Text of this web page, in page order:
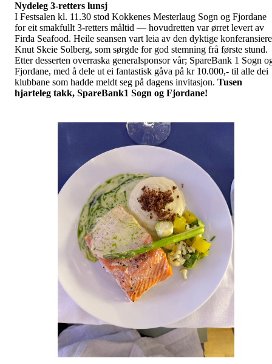
Nydeleg 3-retters lunsj
I Festsalen kl. 11.30 stod Kokkenes Mesterlaug Sogn og Fjordane
for eit smakfullt 3-retters måltid — hovudretten var ørret levert av
Firda Seafood. Heile seansen vart leia av den dyktige
Knut Skeie Solberg, som sørgde for god stemning frå første stund.
Etter desserten overraska generalsponsor vår; SpareBank 1 Sogn
Fjordane, med å dele ut ei fantastisk gåva på kr 10.000,- til alle dei
klubbane som hadde meldt seg på dagens invitasjon. Tusen
hjarteleg takk, SpareBank1 Sogn og Fjordane!